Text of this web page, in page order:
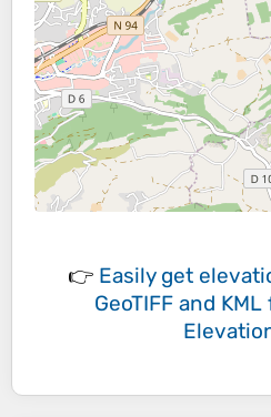
👉 Easily get
GeoTIFF and